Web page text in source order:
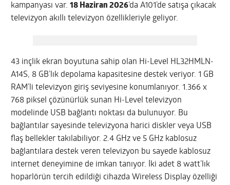
kampanyası var.18 Haziran 2026’da A101’de satışa çıkacak
televizyon akıllı televizyon özellikleriyle geliyor.
43 inçlik ekran boyutuna sahip olan Hi-Level HL32HMLN-
A14S, 8 GB’lık depolama kapasitesine destek veriyor. 1 GB
RAM’li televizyon giriş seviyesine konumlanıyor. 1.366 x
768 piksel çözünürlük sunan Hi-Level televizyon
modelinde USB bağlantı noktası da bulunuyor. Bu
bağlantılar sayesinde televizyona harici diskler veya USB
flaş bellekler takılabiliyor. 2.4 GHz ve 5 GHz kablosuz
bağlantılara destek veren televizyon bu sayede kablosuz
internet deneyimine de imkan tanıyor. İki adet 8 watt’lık
hoparlörün tercih edildiği cihazda Wireless Display özelliği